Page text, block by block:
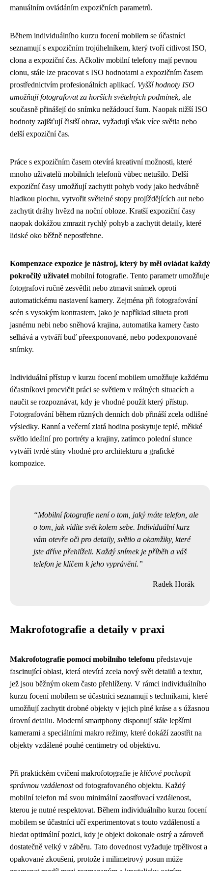
manuálním ovládáním expozičních parametrů.
Během individuálního kurzu focení mobilem se účastníci
seznamují s expozičním trojúhelníkem, který tvoří citlivost ISO,
clona a expoziční čas. Ačkoliv mobilní telefony mají pevnou
clonu, stále lze pracovat s ISO hodnotami a expozičním časem
prostřednictvím profesionálních aplikací. Vyšší hodnoty ISO
umožňují fotografovat za horších světelných podmínek, ale
současně přinášejí do snímku nežádoucí šum. Naopak nižší ISO
hodnoty zajišťují čistší obraz, vyžadují však více světla nebo
delší expoziční čas.
Práce s expozičním časem otevírá kreativní možnosti, které
mnoho uživatelů mobilních telefonů vůbec netušilo. Delší
expoziční časy umožňují zachytit pohyb vody jako hedvábně
hladkou plochu, vytvořit světelné stopy projíždějících aut nebo
zachytit dráhy hvězd na noční obloze. Kratší expoziční časy
naopak dokážou zmrazit rychlý pohyb a zachytit detaily, které
lidské oko běžně nepostřehne.
Kompenzace expozice je nástroj, který by měl ovládat každý
pokročilý uživatel mobilní fotografie. Tento parametr umožňuje
fotografovi ručně zesvětlit nebo ztmavit snímek oproti
automatickému nastavení kamery. Zejména při fotografování
scén s vysokým kontrastem, jako je například silueta proti
jasnému nebi nebo sněhová krajina, automatika kamery často
selhává a vytváří buď přeexponované, nebo podexponované
snímky.
Individuální přístup v kurzu focení mobilem umožňuje každému
účastníkovi procvičit práci se světlem v reálných situacích a
naučit se rozpoznávat, kdy je vhodné použít který přístup.
Fotografování během různých denních dob přináší zcela odlišné
výsledky. Ranní a večerní zlatá hodina poskytuje teplé, měkké
světlo ideální pro portréty a krajiny, zatímco polední slunce
vytváří tvrdé stíny vhodné pro architekturu a grafické
kompozice.
Mobilní fotografie není o tom, jaký máte telefon, ale
o tom, jak vidíte svět kolem sebe. Individuální kurz
vám otevře oči pro detaily, světlo a okamžiky, které
jste dříve přehlíželi. Každý snímek je příběh a váš
telefon je klíčem k jeho vyprávění.
Radek Horák
Makrofotografie a detaily v praxi
Makrofotografie pomocí mobilního telefonu představuje
fascinující oblast, která otevírá zcela nový svět detailů a textur,
jež jsou běžným okem často přehlíženy. V rámci individuálního
kurzu focení mobilem se účastníci seznamují s technikami, které
umožňují zachytit drobné objekty v jejich plné kráse a s úžasnou
úrovní detailu. Moderní smartphony disponují stále lepšími
kamerami a speciálními makro režimy, které dokáží zaostřit na
objekty vzdálené pouhé centimetry od objektivu.
Při praktickém cvičení makrofotografie je klíčové pochopit
správnou vzdálenostod fotografovaného objektu. Každý
mobilní telefon má svou minimální zaostřovací vzdálenost,
kterou je nutné respektovat. Během individuálního kurzu focení
mobilem se účastníci učí experimentovat s touto vzdáleností a
hledat optimální pozici, kdy je objekt dokonale ostrý a zároveň
dostatečně velký v záběru. Tato dovednost vyžaduje trpělivost a
opakované zkoušení, protože i milimetrový posun může